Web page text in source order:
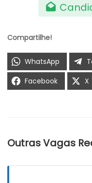
Compartilhe!
WhatsApp
Facebook
X
Outras Vagas